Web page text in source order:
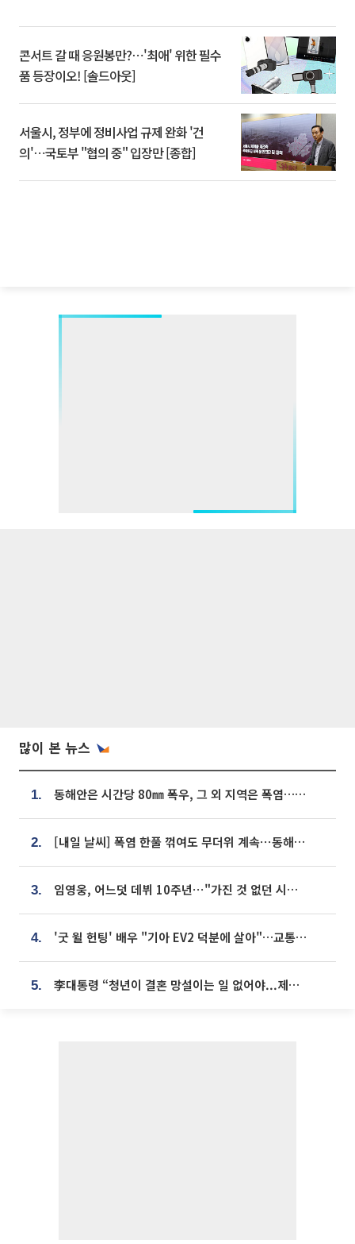
콘서트 갈 때 응원봉만?⋯'최애' 위한 필수
품 등장이오! [솔드아웃]
서울시, 정부에 정비사업 규제 완화 '건
의'⋯국토부 "협의 중" 입장만 [종합]
많이 본 뉴스
1. 동해안은 시간당 80㎜ 폭우, 그 외 지역은 폭염…‘극과 극 날씨’
2. [내일 날씨] 폭염 한풀 꺾여도 무더위 계속⋯동해안 이틀 연속 비
3. 임영웅, 어느덧 데뷔 10주년⋯"가진 것 없던 시절, 내 앞엔 20명의 팬뿐"
4. '굿 윌 헌팅' 배우 "기아 EV2 덕분에 살아"…교통사고 후 안전성 극찬
5. 李대통령 “청년이 결혼 망설이는 일 없어야...제도상 불이익 조사”